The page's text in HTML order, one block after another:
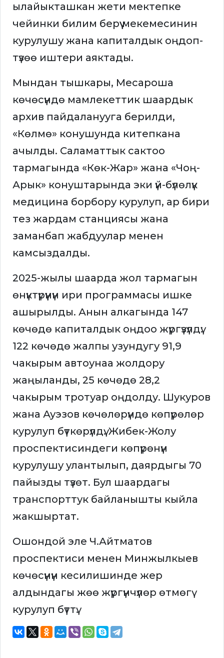
ылайыкташкан жети мектепке
чейинки билим берүү мекемесинин
курулушу жана капиталдык оңдоп-
түзөө иштери аяктады.
Мындан тышкары, Месароша
көчөсүндө мамлекеттик шаардык
архив пайдаланууга берилди,
«Көлмө» конушунда китепкана
ачылды. Саламаттык сактоо
тармагында «Көк-Жар» жана «Чоң-
Арык» конуштарында эки үй-бүлөлүк
медицина борбору курулуп, ар бири
тез жардам станциясы жана
заманбап жабдуулар менен
камсыздалды.
2025-жылы шаарда жол тармагын
өнүктүрүүнүн ири программасы ишке
ашырылды. Анын алкагында 147
көчөдө капиталдык оңдоо жүргүзүлдү:
122 көчөдө жалпы узундугу 91,9
чакырым автоунаа жолдору
жаңыланды, 25 көчөдө 28,2
чакырым тротуар оңдолду. Шукуров
жана Ауэзов көчөлөрүндө көпүрөлөр
курулуп бүткөрүлдү. Жибек-Жолу
проспектисиндеги көпүрөнүн
курулушу улантылып, даярдыгы 70
пайызды түзөт. Бул шаардагы
транспорттук байланышты кыйла
жакшыртат.
Ошондой эле Ч.Айтматов
проспектиси менен Минжылкыев
көчөсүнүн кесилишинде жер
алдындагы жөө жүргүнчүлөр өтмөгү
курулуп бүттү.